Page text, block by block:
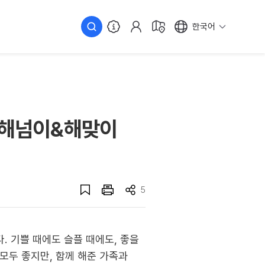
한국어
넘이&해맞이
5
. 기쁠 때에도 슬플 때에도, 좋을
두 좋지만, 함께 해준 가족과